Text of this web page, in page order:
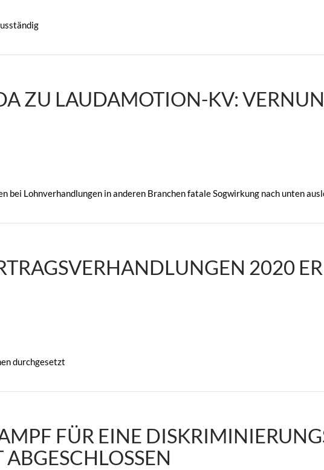
ZU LAUDAMOTION-KV:
Lohnverhandlungen in anderen Branchen fatale Sogwirkung nach unten
2020
durchgesetzt
FÜR EINE